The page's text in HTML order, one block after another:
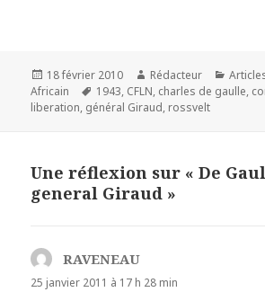
Publié
le
18 février 2010 Auteur
Rédacteur
Africain
Mots-
clés
1943, CFLN, charles de gaulle,
liberation, général Giraud, rossvelt
Une réflexion sur « De
general Giraud »
RAVENEAU
i
25 janvier 2011 à 17 h 28 min